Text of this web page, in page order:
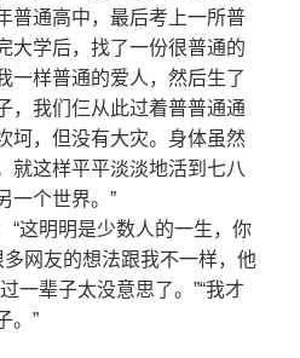
普通高中，最后考上一所普
大学后，找了一份很普通的
一样普通的爱人，然后生了
，我们仨从此过着普普通通
坷，但没有大灾。身体虽然
就这样平平淡淡地活到七八
一个世界。”
“这明明是少数人的一生，你
多网友的想法跟我不一样，他
一辈子太没意思了。”“我才
。”